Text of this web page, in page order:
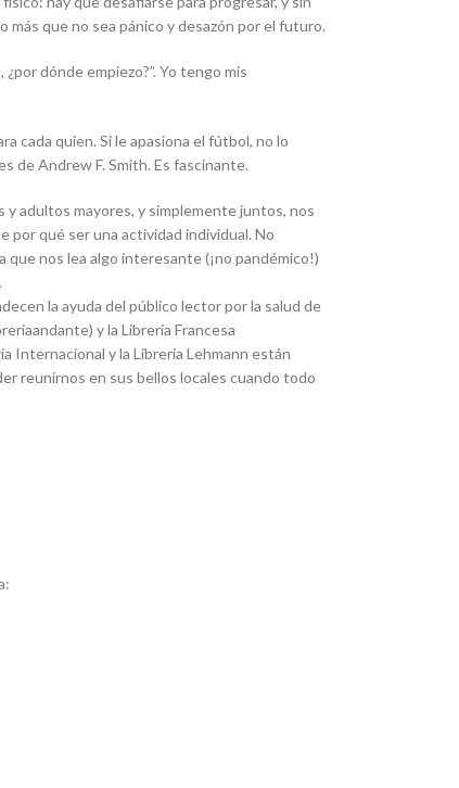
que no sea pánico y desazón por el futuro.
dónde empiezo?”. Yo tengo mis
cada quien. Si le apasiona el fútbol, no lo
de Andrew F. Smith. Es fascinante.
y adultos mayores, y simplemente juntos, nos
por qué ser una actividad individual. No
que nos lea algo interesante (¡no pandémico!)
la ayuda del público lector por la salud de
y la Librería Francesa
Internacional y la Librería Lehmann están
reunirnos en sus bellos locales cuando todo